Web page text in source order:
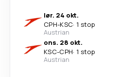
lør. 24 okt.
CPH-KSC· 1 stop
Austrian
ons. 28 okt.
KSC-CPH· 1 stop
Austrian